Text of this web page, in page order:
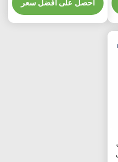
الكوع
احصل على أفضل سعر